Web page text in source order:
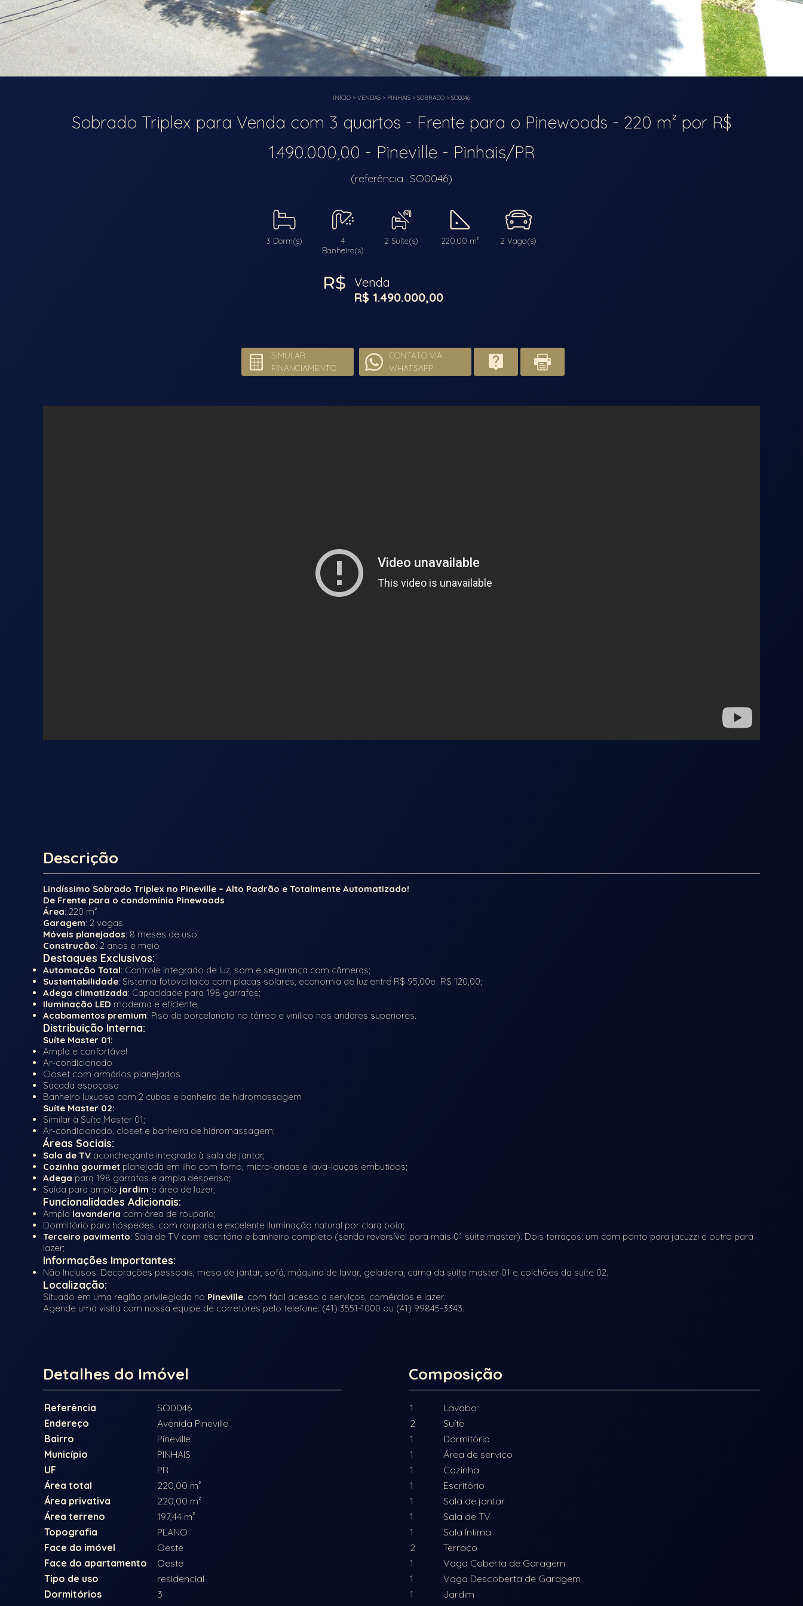
INÍCIO > VENDAS > PINHAIS > SOBRADO > SO0046
Sobrado Triplex para Venda com 3 quartos - Frente para o Pinewoods - 220 m² por R$
1.490.000,00 - Pineville - Pinhais/PR
(referência.: SO0046)
3 Dorm(s)
4
Banheiro(s)
2 Suíte(s) 220,00 m² 2 Vaga(s)
Venda
R$ 1.490.000,00
SIMULAR
FINANCIAMENTO
CONTATO VIA
WHATSAPP
Descrição
Lindíssimo Sobrado Triplex no Pineville – Alto Padrão e Totalmente Automatizado!
De Frente para o condomínio Pinewoods
Área: 220 m²
Garagem: 2 vagas
Móveis planejados: 8 meses de uso
Construção: 2 anos e meio
Destaques Exclusivos:
Automação Total: Controle integrado de luz, som e segurança com câmeras;
Sustentabilidade: Sistema fotovoltaico com placas solares, economia de luz entre R$ 95,00e R$ 120,00;
Adega climatizada: Capacidade para 198 garrafas;
Iluminação LED moderna e eficiente;
Acabamentos premium: Piso de porcelanato no térreo e vinílico nos andares superiores.
Distribuição Interna:
Suíte Master 01:
Ampla e confortável
Ar-condicionado
Closet com armários planejados
Sacada espaçosa
Banheiro luxuoso com 2 cubas e banheira de hidromassagem
Suíte Master 02:
Similar à Suíte Master 01;
Ar-condicionado, closet e banheira de hidromassagem;
Áreas Sociais:
Sala de TV aconchegante integrada à sala de jantar;
Cozinha gourmet planejada em ilha com forno, micro-ondas e lava-louças embutidos;
Adega para 198 garrafas e ampla despensa;
Saída para amplo jardim e área de lazer;
Funcionalidades Adicionais:
Ampla lavanderia com área de rouparia;
Dormitório para hóspedes, com rouparia e excelente iluminação natural por clara boia;
Terceiro pavimento: Sala de TV com escritório e banheiro completo (sendo reversível para mais 01 suíte master). Dois terraços: um com ponto para jacuzzi e outro para
lazer;
Informações Importantes:
Não Inclusos: Decorações pessoais, mesa de jantar, sofá, máquina de lavar, geladeira, cama da suíte master 01 e colchões da suíte 02.
Localização:
Situado em uma região privilegiada no Pineville, com fácil acesso a serviços, comércios e lazer.
Agende uma visita com nossa equipe de corretores pelo telefone: (41) 3551-1000 ou (41) 99845-3343.
Detalhes do Imóvel
Referência
SO0046
Endereço
Avenida Pineville
Bairro
Pineville
Município
PINHAIS
UF
PR
Área total
220,00 m²
Área privativa
220,00 m²
Área terreno
197,44 m²
Topografia
PLANO
Face do imóvel
Oeste
Face do apartamento
Oeste
Tipo de uso
residencial
Dormitórios
3
Composição
1
Lavabo
2
Suíte
1
Dormitório
1
Área de serviço
1
Cozinha
1
Escritório
1
Sala de jantar
1
Sala de TV
1
Sala Íntima
2
Terraço
1
Vaga Coberta de Garagem
1
Vaga Descoberta de Garagem
1
Jardim